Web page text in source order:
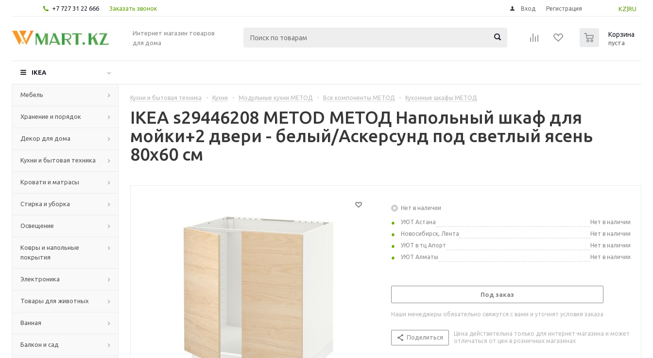
+7 727 31 22 666 Заказать звонок KZ RU
Вход Регистрация
Интернет магазин товаров
для дома
Корзина
пуста
IKEA
Мебель
Хранение и порядок
Декор для дома
Кухни и бытовая техника
Кровати и матрасы
Стирка и уборка
Освещение
Ковры и напольные
покрытия
Электроника
Товары для животных
Ванная
Балкон и сад
Кухни и бытовая техника - Кухни - Модульные кухни МЕТОД - Все компоненты МЕТОД - Кухонные шкафы МЕТОД
IKEA s29446208 METOD МЕТОД Напольный шкаф для
мойки+2 двери - белый/Аскерсунд под светлый ясень
80x60 см
Нет в наличии
УЮТ Астана
Нет в наличии
Новосибирск, Лента
Нет в наличии
УЮТ в тц Апорт
Нет в наличии
УЮТ Алматы
Нет в наличии
Под заказ
Наши менеджеры обязательно свяжутся с вами и уточнят условия заказа
Поделиться
Цена действительна только для интернет-магазина и может
отличаться от цен в розничных магазинах